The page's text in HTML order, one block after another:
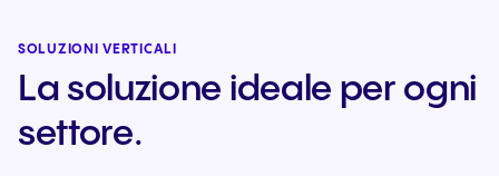
SOLUZIONI VERTICALI
La soluzione ideale per ogni
settore.